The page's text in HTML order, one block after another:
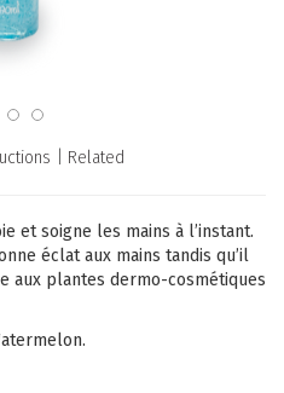
Related
et soigne les mains à l’instant.
éclat aux mains tandis qu’il
aux plantes dermo-cosmétiques